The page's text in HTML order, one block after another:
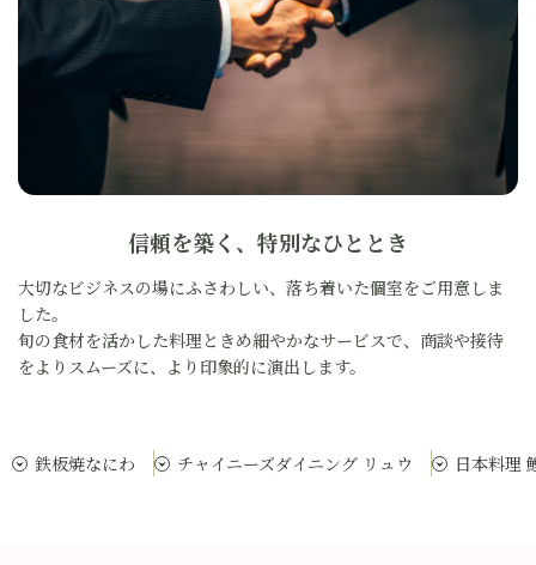
大切なビジネスの場にふさわしい、落ち着いた個室をご用意しました。
旬の食材を活かした料理ときめ細やかなサービスで、商談や接待をよりスム
ーズに、より印象的に演出します。
信頼を築く、特別なひととき
大切なビジネスの場にふさわしい、落ち着いた個室をご用意しま
した。
旬の食材を活かした料理ときめ細やかなサービスで、商談や接待
をよりスムーズに、より印象的に演出します。
鉄板焼なにわ チャイニーズダイニング リュウ 日本料理